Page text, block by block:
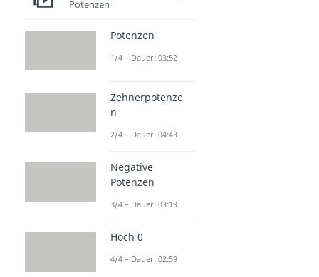
Potenzen
Potenzen
1/4 – Dauer: 03:52
Zehnerpotenze
n
2/4 – Dauer: 04:43
Negative
Potenzen
3/4 – Dauer: 03:19
Hoch 0
4/4 – Dauer: 02:59